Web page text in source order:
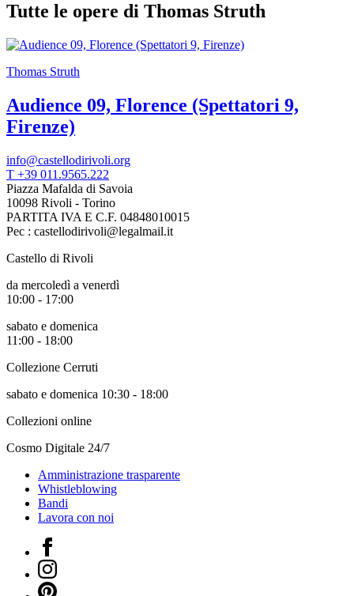
Visite
guidate
Progetto
Summer
School
Progetti
Speciali
EN
Ricerca
Storia
Tutte
le
sedi
Edificio
Castello
Manica
Lunga
Villa
Cerruti
Cosmo
EN
Visita
Shop
siamo
Media
il
evento
Amministrazione
trasparente
Whistleblowing
Sostieni
il
museo
EN
Tutte le opere di Thomas Struth
Thomas Struth
Audience 09, Florence (Spettatori 9,
Firenze)
info@castellodirivoli.org
T +39 011.9565.222
Piazza Mafalda di Savoia
10098 Rivoli - Torino
PARTITA IVA E C.F. 04848010015
Pec : castellodirivoli@legalmail.it
Castello di Rivoli
da mercoledì a venerdì
10:00 - 17:00
sabato e domenica
11:00 - 18:00
Collezione Cerruti
sabato e domenica 10:30 - 18:00
Collezioni online
Cosmo Digitale 24/7
Amministrazione trasparente
Whistleblowing
Bandi
Lavora con noi
Facebook
Instagram
Pinterest